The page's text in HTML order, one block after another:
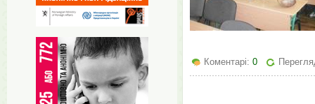
Коментарі: 0